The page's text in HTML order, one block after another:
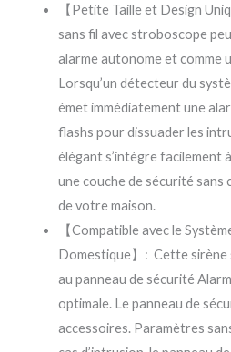
【Petite Taille et Design
sans fil avec stroboscope
alarme autonome et comme
Lorsqu’un détecteur du
émet immédiatement une
flashs pour dissuader les
élégant s’intègre
une couche de sécurité
de votre maison.
【Compatible avec le
Domestique】: Cette sirène
au panneau de sécurité
optimale. Le panneau de
accessoires. Paramètres